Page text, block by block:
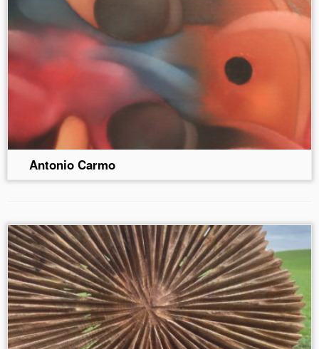
Antonio Carmo